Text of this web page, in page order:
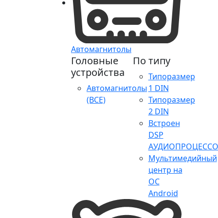
Автомагнитолы
Головные
устройства
Автомагнитолы
(ВСЕ)
По типу
Типоразмер
1 DIN
Типоразмер
2 DIN
Встроен
DSP
Мультимедийный
центр на
ОС
Android